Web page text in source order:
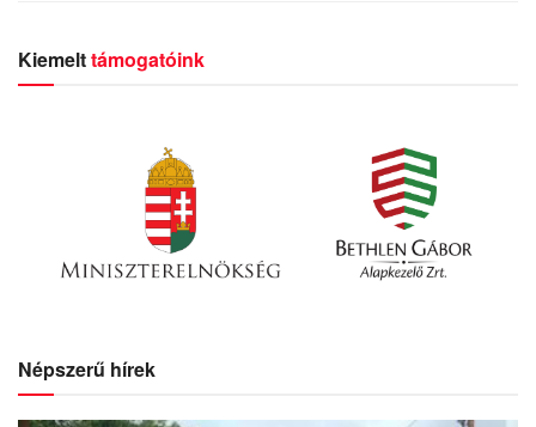
Kiemelttámogatóink
Népszerű hírek